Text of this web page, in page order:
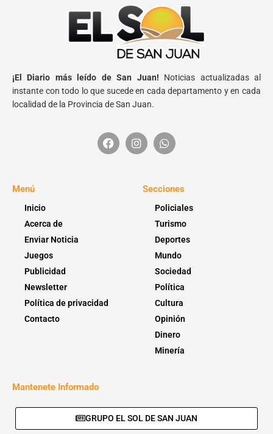
¡El Diario más leído de San Juan! Noticias actualizadas al
instante con todo lo que sucede en cada departamento y en cada
localidad de la Provincia de San Juan.
Menú
Inicio
Acerca de
Enviar Noticia
Juegos
Publicidad
Newsletter
Política de privacidad
Contacto
Secciones
Policiales
Turismo
Deportes
Mundo
Sociedad
Política
Cultura
Opinión
Dinero
Minería
Mantenete Informado
GRUPO EL SOL DE SAN JUAN